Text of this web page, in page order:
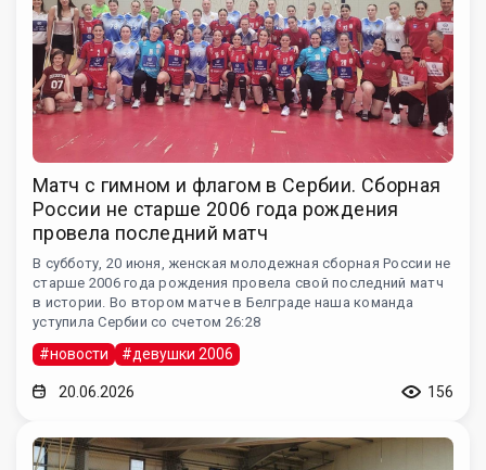
Матч с гимном и флагом в Сербии. Сборная
России не старше 2006 года рождения
провела последний матч
В субботу, 20 июня, женская молодежная сборная России не
старше 2006 года рождения провела свой последний матч
в истории. Во втором матче в Белграде наша команда
уступила Сербии со счетом 26:28
#новости #девушки 2006
20.06.2026 156